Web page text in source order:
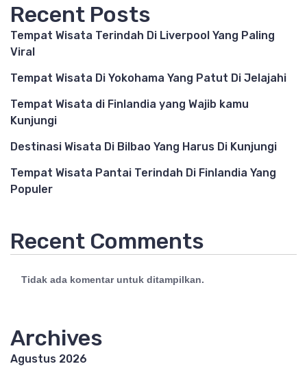
Recent Posts
Tempat Wisata Terindah Di Liverpool Yang Paling
Viral
Tempat Wisata Di Yokohama Yang Patut Di Jelajahi
Tempat Wisata di Finlandia yang Wajib kamu
Kunjungi
Destinasi Wisata Di Bilbao Yang Harus Di Kunjungi
Tempat Wisata Pantai Terindah Di Finlandia Yang
Populer
Recent Comments
Tidak ada komentar untuk ditampilkan.
Archives
Agustus 2026